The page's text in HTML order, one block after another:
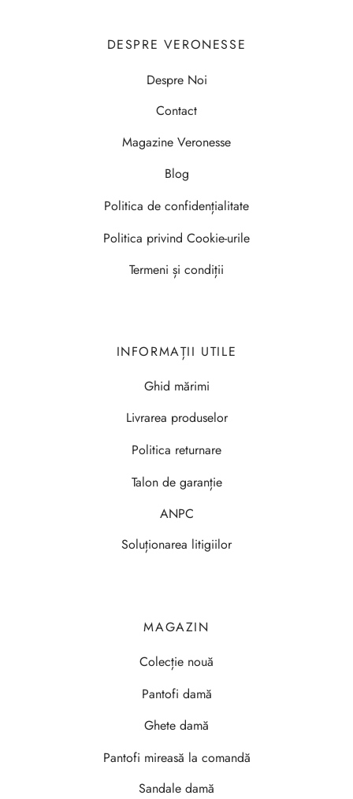
DESPRE VERONESSE
Despre Noi
Contact
Magazine Veronesse
Blog
Politica de confidențialitate
Politica privind Cookie-urile
Termeni și condiții
INFORMAȚII UTILE
Ghid mărimi
Livrarea produselor
Politica returnare
Talon de garanție
ANPC
Soluționarea litigiilor
MAGAZIN
Colecție nouă
Pantofi damă
Ghete damă
Pantofi mireasă la comandă
Sandale damă